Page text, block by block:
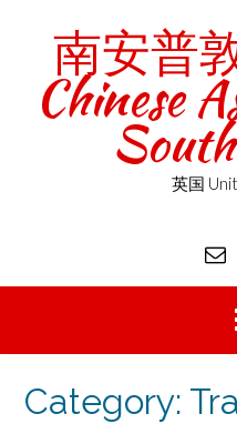
南安普
Chinese
英国
Category: